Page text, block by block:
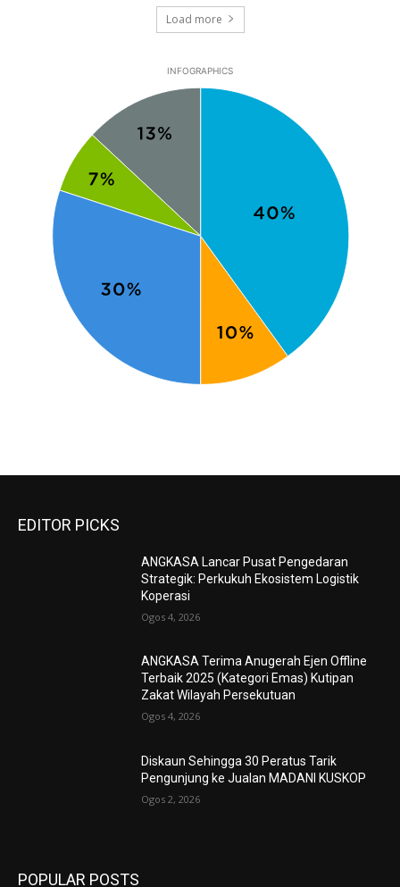
Load more
INFOGRAPHICS
EDITOR PICKS
ANGKASA Lancar Pusat Pengedaran
Strategik: Perkukuh Ekosistem Logistik
Koperasi
Ogos 4, 2026
ANGKASA Terima Anugerah Ejen Offline
Terbaik 2025 (Kategori Emas) Kutipan
Zakat Wilayah Persekutuan
Ogos 4, 2026
Diskaun Sehingga 30 Peratus Tarik
Pengunjung ke Jualan MADANI KUSKOP
Ogos 2, 2026
POPULAR POSTS